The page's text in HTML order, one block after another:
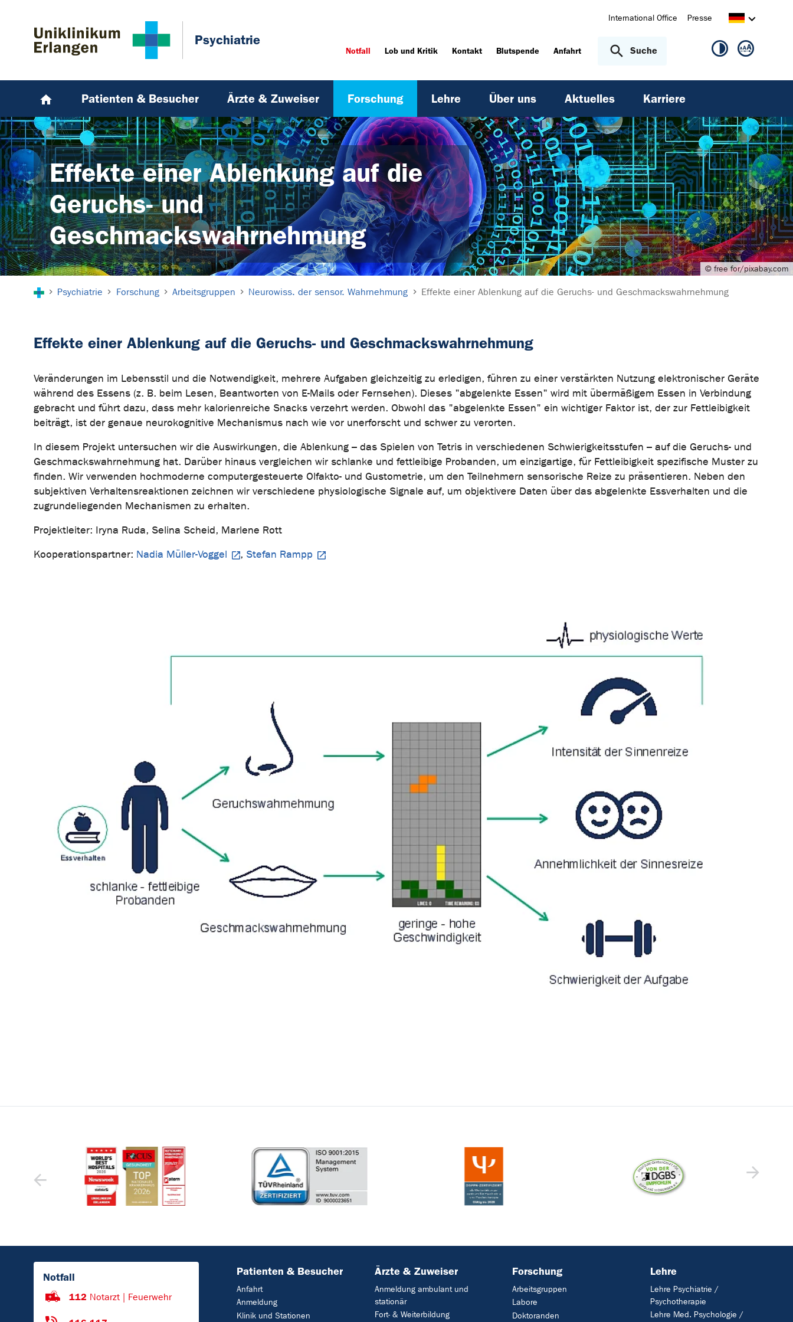
Psychiatrie
International Office Presse
Notfall Lob und Kritik Kontakt Blutspende Anfahrt Suche
Patienten & Besucher Ärzte & Zuweiser Forschung Lehre Über uns Aktuelles Karriere
© free for/pixabay.com
Effekte einer Ablenkung auf die
Geruchs- und
Geschmackswahrnehmung
Psychiatrie Forschung Arbeitsgruppen Neurowiss. der sensor. Wahrnehmung Effekte einer Ablenkung auf die Geruchs- und Geschmackswahrnehmung
Effekte einer Ablenkung auf die Geruchs- und Geschmackswahrnehmung
Veränderungen im Lebensstil und die Notwendigkeit, mehrere Aufgaben gleichzeitig zu erledigen, führen zu einer verstärkten Nutzung elektronischer Geräte
während des Essens (z. B. beim Lesen, Beantworten von E-Mails oder Fernsehen). Dieses "abgelenkte Essen" wird mit übermäßigem Essen in Verbindung
gebracht und führt dazu, dass mehr kalorienreiche Snacks verzehrt werden. Obwohl das "abgelenkte Essen" ein wichtiger Faktor ist, der zur Fettleibigkeit
beiträgt, ist der genaue neurokognitive Mechanismus nach wie vor unerforscht und schwer zu verorten.
In diesem Projekt untersuchen wir die Auswirkungen, die Ablenkung – das Spielen von Tetris in verschiedenen Schwierigkeitsstufen – auf die Geruchs- und
Geschmackswahrnehmung hat. Darüber hinaus vergleichen wir schlanke und fettleibige Probanden, um einzigartige, für Fettleibigkeit spezifische Muster zu
finden. Wir verwenden hochmoderne computergesteuerte Olfakto- und Gustometrie, um den Teilnehmern sensorische Reize zu präsentieren. Neben den
subjektiven Verhaltensreaktionen zeichnen wir verschiedene physiologische Signale auf, um objektivere Daten über das abgelenkte Essverhalten und die
zugrundeliegenden Mechanismen zu erhalten.
Projektleiter: Iryna Ruda, Selina Scheid, Marlene Rott
Kooperationspartner: Nadia Müller-Voggel , Stefan Rampp
Notfall
112 Notarzt | Feuerwehr
Patienten & Besucher
Anfahrt
Anmeldung
Klinik und Stationen
Ärzte & Zuweiser
Anmeldung ambulant und
stationär
Fort- & Weiterbildung
Forschung
Arbeitsgruppen
Labore
Doktoranden
Lehre
Lehre Psychiatrie /
Psychotherapie
Lehre Med. Psychologie /